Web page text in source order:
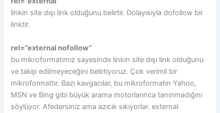
linkin site dışı link olduğunu belirtir. Dolayısıyla dofollow bir
linktir.
rel=”external nofollow”
bu mikroformatımız sayesinde linkin site dışı link olduğunu
ve takip edilmeyeceğini belirtiyoruz. Çok verimli bir
mikroformattır. Bazı kavgacılar, bu mikroformatın Yahoo,
MSN ve Bing gibi büyük arama motorlarınca tanınmadığını
söylüyor. Afedersiniz ama azıcık sıkıyorlar. external